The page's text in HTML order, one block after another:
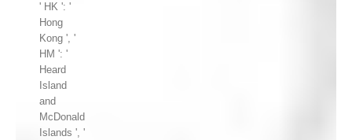
' HK ': '
Hong
Kong ', '
HM ': '
Heard
Island
and
McDonald
Islands ', '